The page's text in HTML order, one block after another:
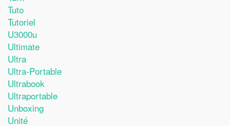
Tuto
Tutoriel
U3000u
Ultimate
Ultra
Ultra-Portable
Ultrabook
Ultraportable
Unboxing
Unité